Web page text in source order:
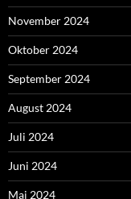
November 2024
Oktober 2024
September 2024
August 2024
Juli 2024
Juni 2024
Mai 2024